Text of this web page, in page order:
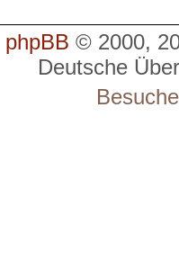
phpBB © 2000,
Deutsche